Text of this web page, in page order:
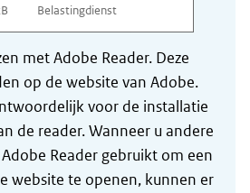
Belastingdienst
met Adobe Reader. Deze
op de website van Adobe.
voor de installatie
de reader. Wanneer u andere
Reader gebruikt om een
website te openen, kunnen er